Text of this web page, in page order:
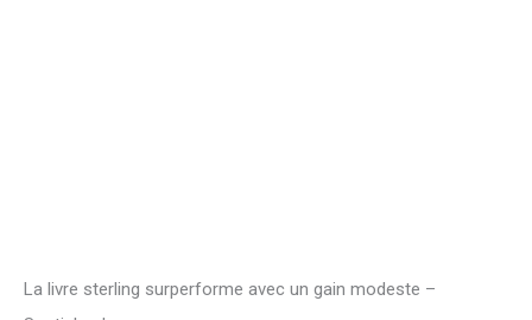
La livre sterling surperforme avec un gain modeste –